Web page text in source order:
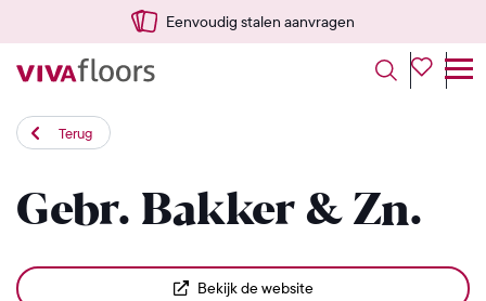
Eenvoudig stalen aanvragen
Terug
Gebr. Bakker & Zn.
Bekijk de website